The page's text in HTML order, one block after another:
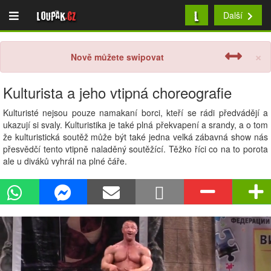
Loupak.cz L Další
×
Nově můžete swipovat
Kulturista a jeho vtipná choreografie
Kulturisté nejsou pouze namakaní borci, kteří se rádi předvádějí a
ukazují si svaly. Kulturistika je také plná překvapení a srandy, a o tom
že kulturistická soutěž může být také jedna velká zábavná show nás
přesvědčí tento vtipně naladěný soutěžící. Těžko říci co na to porota
ale u diváků vyhrál na plné čáře.